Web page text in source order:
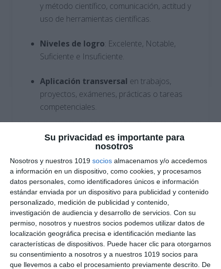
Su privacidad es importante para
nosotros
Nosotros y nuestros 1019 socios almacenamos y/o accedemos
a información en un dispositivo, como cookies, y procesamos
datos personales, como identificadores únicos e información
estándar enviada por un dispositivo para publicidad y contenido
personalizado, medición de publicidad y contenido,
investigación de audiencia y desarrollo de servicios. Con su
permiso, nosotros y nuestros socios podemos utilizar datos de
localización geográfica precisa e identificación mediante las
características de dispositivos. Puede hacer clic para otorgarnos
su consentimiento a nosotros y a nuestros 1019 socios para
que llevemos a cabo el procesamiento previamente descrito. De
y método científico, comunicación, actitud y
uso de herramientas científicas.
Niveles de logro: Excelente, Notable,
Suficiente e Insuficiente.
Aplicación transversal en trabajos,
proyectos, exámenes, prácticas o tareas
competenciales.
Formato visual atractivo
imprimir y usar directamente en el aula.
Cómo utilizar este
material
Esta rúbrica puede aplicarse de formaglobal a
lo largo del trimestre o cursocomo
instrumento de evaluación continua.
Permite al profesorado observar el progreso del
alumnado no solo en el dominio conceptual, sino